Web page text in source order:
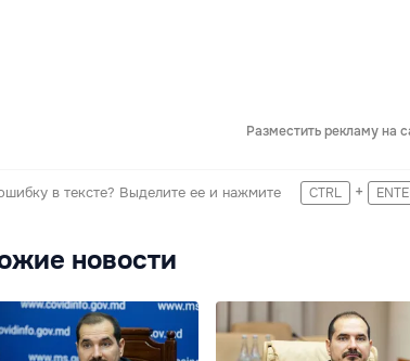
Разместить рекламу на
в тексте? Выделите ее и нажмите CTRL +
новости